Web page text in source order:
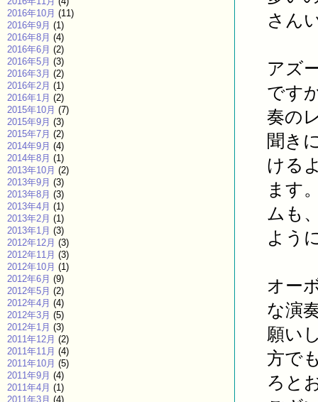
さん
アズ
です
奏の
聞き
ける
ます
ムも
よう
オー
な演
願い
方で
ろと
2016年10月 (11)
2016年9月 (1)
2016年8月 (4)
2016年6月 (2)
2016年5月 (3)
2016年3月 (2)
2016年2月 (1)
2016年1月 (2)
2015年10月 (7)
2015年9月 (3)
2015年7月 (2)
2014年9月 (4)
2014年8月 (1)
2013年10月 (2)
2013年9月 (3)
2013年8月 (3)
2013年4月 (1)
2013年2月 (1)
2013年1月 (3)
2012年12月 (3)
2012年11月 (3)
2012年10月 (1)
2012年6月 (9)
2012年5月 (2)
2012年4月 (4)
2012年3月 (5)
2012年1月 (3)
2011年12月 (2)
2011年11月 (4)
2011年10月 (5)
2011年9月 (4)
2011年4月 (1)
2011年3月 (4)